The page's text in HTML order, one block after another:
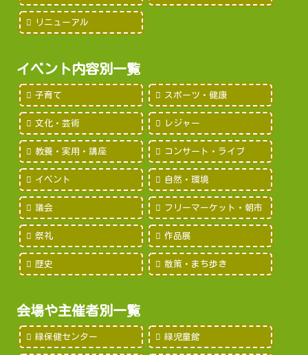
リニューアル
イベント内容別一覧
子育て スポーツ・健康
文化・芸術 レジャー
教養・実用・講座 コンサート・ライブ
イベント 自然・環境
議会 フリーマーケット・朝市
祭礼 作品展
歴史 散策・まち歩き
会場や主催者別一覧
緑保健センター 緑児童館